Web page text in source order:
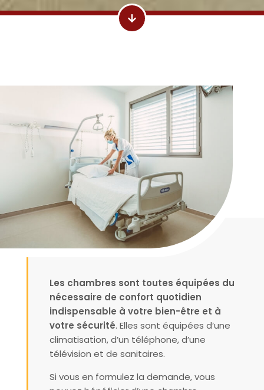
Les chambres sont toutes équipées du
nécessaire de confort quotidien
indispensable à votre bien-être et à
votre sécurité. Elles sont équipées d’une
climatisation, d’un téléphone, d’une
télévision et de sanitaires.
Si vous en formulez la demande, vous